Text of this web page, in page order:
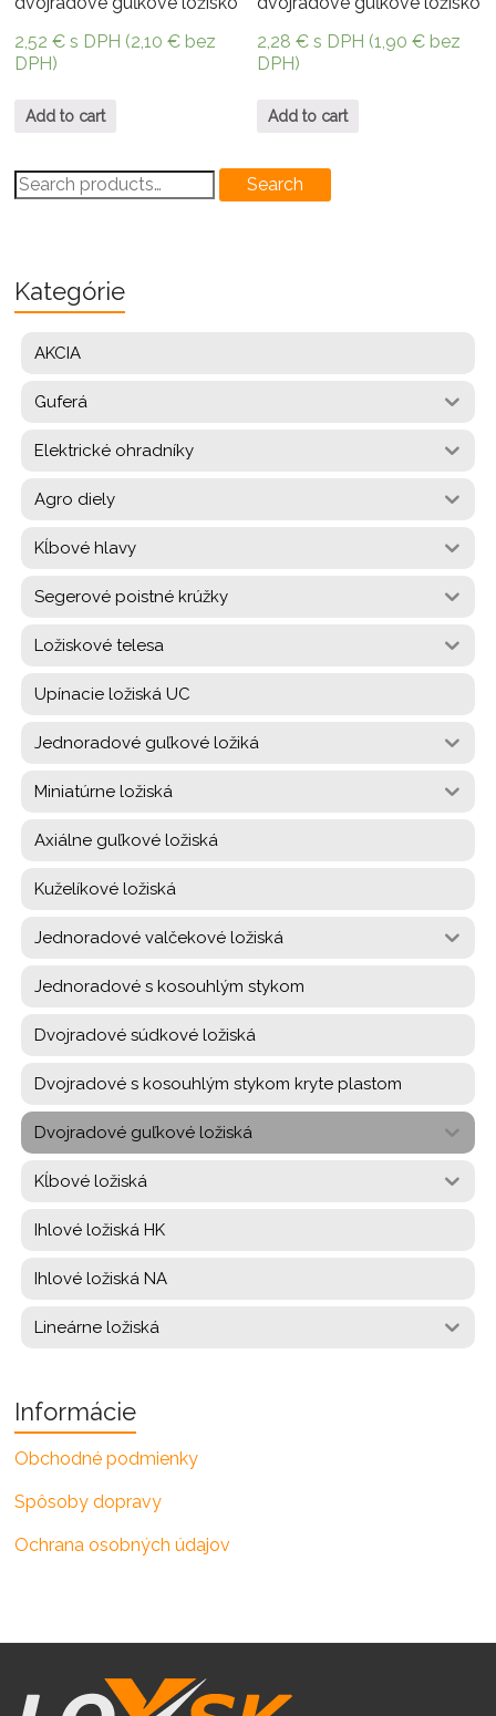
2,52€ s DPH (2,10€ bez
DPH)
Add to cart
2,28€ s DPH (1,90€ bez
DPH)
Add to cart
Search
for:
Search
Kategórie
AKCIA
Guferá
Elektrické ohradníky
Agro diely
Kĺbové hlavy
Segerové poistné krúžky
Ložiskové telesa
Upínacie ložiská UC
Jednoradové guľkové ložiká
Miniatúrne ložiská
Axiálne guľkové ložiská
Kuželíkové ložiská
Jednoradové valčekové ložiská
Jednoradové s kosouhlým stykom
Dvojradové súdkové ložiská
Dvojradové s kosouhlým stykom kryte plastom
Dvojradové guľkové ložiská
Kĺbové ložiská
Ihlové ložiská HK
Ihlové ložiská NA
Lineárne ložiská
Informácie
Obchodné podmienky
Spôsoby dopravy
Ochrana osobných údajov